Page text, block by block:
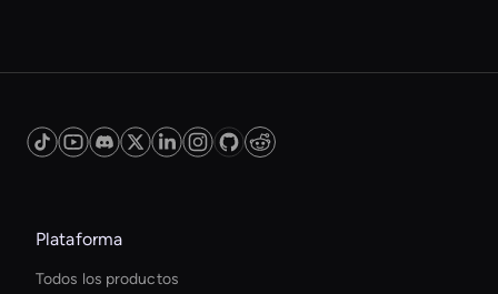
Plataforma
Todos los productos